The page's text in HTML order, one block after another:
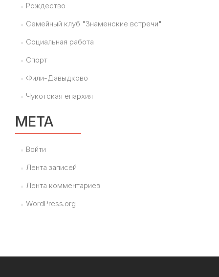
Рождество
Семейный клуб "Знаменские встречи"
Социальная работа
Спорт
Фили-Давыдково
Чукотская епархия
МЕТА
Войти
Лента записей
Лента комментариев
WordPress.org